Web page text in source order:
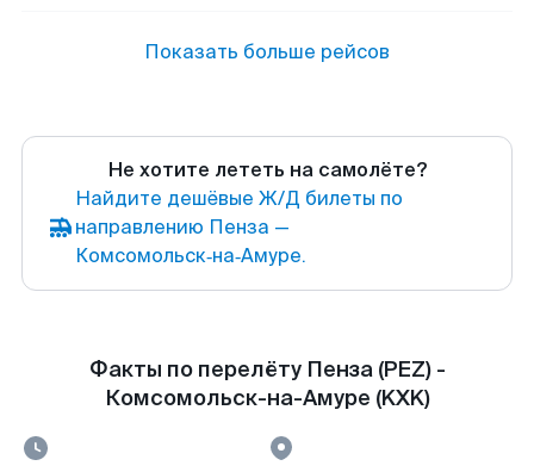
Показать больше рейсов
Не хотите лететь на самолёте?
Найдите дешёвые Ж/Д билеты по
направлению Пенза —
Комсомольск‑на‑Амуре.
Факты по перелёту Пенза (PEZ) -
Комсомольск-на-Амуре (KXK)